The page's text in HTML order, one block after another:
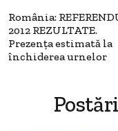
România:
2012 REZULTATE.
Prezenţa estimată la
închiderea urnelor